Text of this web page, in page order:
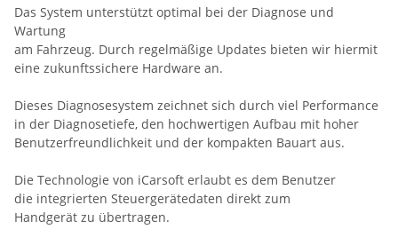
Das System unterstützt optimal bei der Diagnose und
Wartung
am Fahrzeug. Durch regelmäßige Updates bieten wir hiermit
eine zukunftssichere Hardware an.
Dieses Diagnosesystem zeichnet sich durch viel Performance
in der Diagnosetiefe, den hochwertigen Aufbau mit hoher
Benutzerfreundlichkeit und der kompakten Bauart aus.
Die Technologie von iCarsoft erlaubt es dem Benutzer
die integrierten Steuergerätedaten direkt zum
Handgerät zu übertragen.